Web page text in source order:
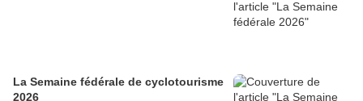
La Semaine fédérale de cyclotourisme
2026